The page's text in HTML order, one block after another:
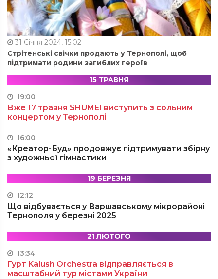
31 Січня 2024, 15:02
Стрітенські свічки продають у Тернополі, щоб
підтримати родини загиблих героїв
15 ТРАВНЯ
19:00
Вже 17 травня SHUMEI виступить з сольним
концертом у Тернополі
16:00
«Креатор-Буд» продовжує підтримувати збірну
з художньої гімнастики
19 БЕРЕЗНЯ
12:12
Що відбувається у Варшавському мікрорайоні
Тернополя у березні 2025
21 ЛЮТОГО
13:34
Гурт Kalush Orchestra відправляється в
масштабний тур містами України